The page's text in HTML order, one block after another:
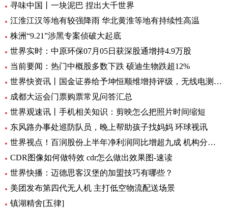
寻味中国丨一块泥巴 捏出大千世界
江淮江汉等地有较强降雨 华北黄淮等地有持续性高温
株洲“9.21”涉黑专案侦破大起底
世界实时：中原环保07月05日获深股通增持4.9万股
当前要闻：热门中概股多数下跌 硕迪生物跌超12%
世界快资讯丨国金证券给予坤恒顺维增持评级，无线电测量仿真龙头，新品打开增长极
成都大运会门票购票常见问答汇总
世界观速讯丨手机相关知识：剪映怎么把照片时间缩短
东风路办事处巡防队员，晚上帮助孩子找妈妈 环球视讯
世界视点！百润股份上半年净利润同比增超九成 机构分析：强爽放量带动收入增长
CDR图像如何做特效 cdr怎么做出效果图-速读
世界快播：迈德思客汉堡的加盟技巧有哪些？
美团发布第四代无人机 主打低空物流配送场景
镇湖精舍[五律]